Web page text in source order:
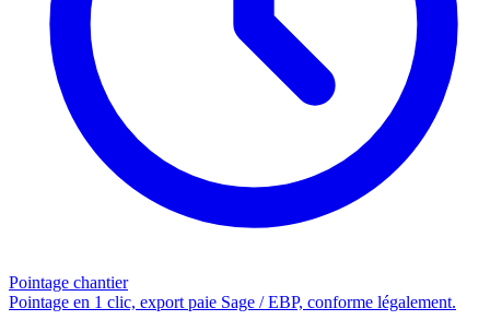
Pointage chantier
Pointage en 1 clic, export paie Sage / EBP, conforme légalement.